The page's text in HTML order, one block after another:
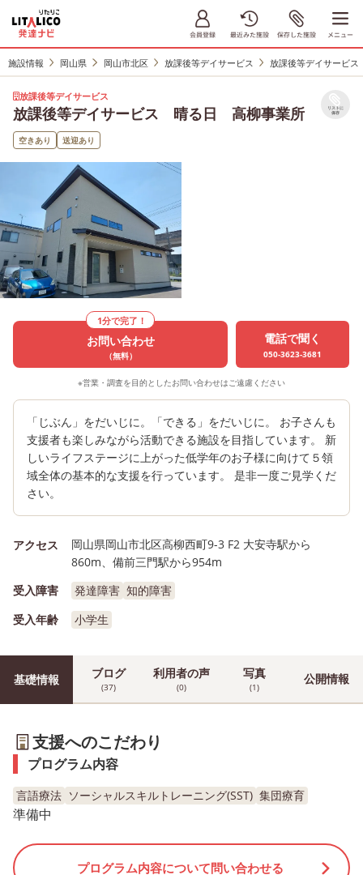
施設情報 岡山県 岡山市北区 放課後等デイサービス 放課後等デイサービ
放課後等デイサービス
放課後等デイサービス 晴る日 高柳事業所 リストに
保存
空きあり 送迎あり
1分で完了！
お問い合わせ
（無料）
電話で聞く
050-3623-3681
※営業・調査を目的としたお問い合わせはご遠慮ください
「じぶん」をだいじに。「できる」をだいじに。 お子さんも
支援者も楽しみながら活動できる施設を目指しています。 新
しいライフステージに上がった低学年のお子様に向けて５領
域全体の基本的な支援を行っています。 是非一度ご見学くだ
さい。
アクセス
岡山県岡山市北区高柳西町9-3 F2 大安寺駅から
860m、備前三門駅から954m
受入障害
発達障害 知的障害
受入年齢
小学生
基礎情報 ブログ
(37)
利用者の声
(0)
写真
(1)
公開情報
支援へのこだわり
プログラム内容
言語療法 ソーシャルスキルトレーニング(SST) 集団療育
準備中
プログラム内容について問い合わせる